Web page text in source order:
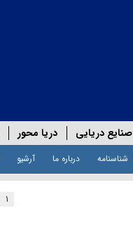
صنایع دریایی دریا محور
شناسنامه درباره ما آرشیو
۱